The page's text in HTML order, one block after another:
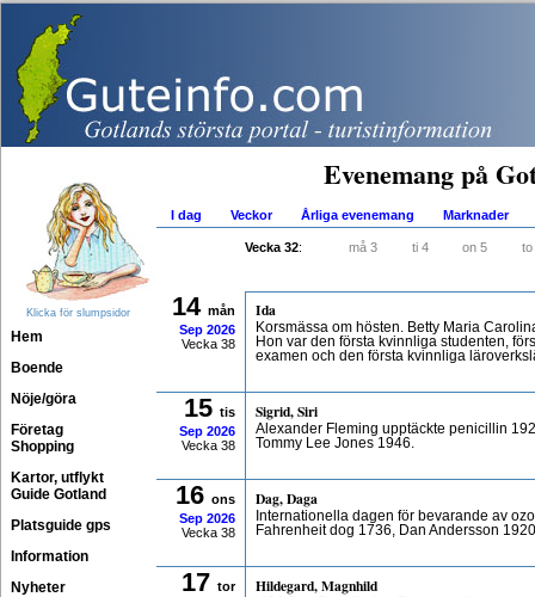
Klicka för slumpsidor
Hem
Boende
Nöje/göra
Företag
Shopping
Kartor, utflykt
Guide Gotland
Platsguide gps
Information
Nyheter
Evenemang på
I dag Veckor Årliga evenemang Marknader
Vecka 32: må 3 ti 4 on 5 to
14 mån
Sep 2026
Vecka 38
Ida
Korsmässa om hösten. Betty Maria
Hon var den första kvinnliga studenten,
examen och den första kvinnliga
15 tis
Sep 2026
Vecka 38
Sigrid, Siri
Alexander Fleming upptäckte penicillin
Tommy Lee Jones 1946.
16 ons
Sep 2026
Vecka 38
Dag, Daga
Internationella dagen för bevarande av
Fahrenheit dog 1736, Dan Andersson
17 tor
Hildegard, Magnhild